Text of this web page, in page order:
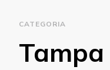
CATEGORIA